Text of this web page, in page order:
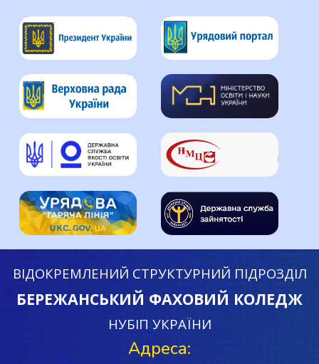
ВІДОКРЕМЛЕНИЙ СТРУКТУРНИЙ ПІДРОЗДІЛ
БЕРЕЖАНСЬКИЙ ФАХОВИЙ КОЛЕДЖ
НУБІП УКРАЇНИ
Адреса: